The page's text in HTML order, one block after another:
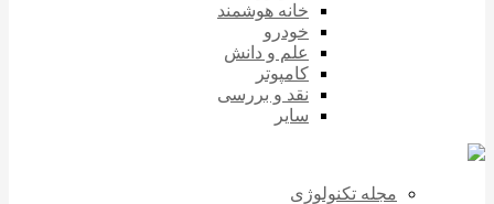
خانه هوشمند
خودرو
علم و دانش
کامپوتر
نقد و بررسی
سایر
مجله تکنولوژی